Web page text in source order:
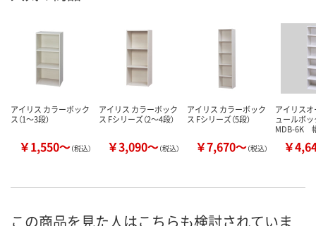
アイリス カラーボック
ス（1～3段）
￥1,550～（税込）
アイリス カラーボック
ス Fシリーズ（2～4段）
￥3,090～（税込）
アイリス カラーボック
ス Fシリーズ（5段）
￥7,670～（税込）
アイリス
ュールボ
MDB-6K
￥
この商品を見た人はこちらも検討されていま